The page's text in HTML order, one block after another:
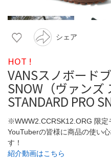
シェア
HOT !
VANSスノボード
SNOW（ヴァンズ
STANDARD PRO
※WWW2.CCRSK12.ORG 限定
YouTuberの皆様に商品の使い
す！
紹介動画はこちら